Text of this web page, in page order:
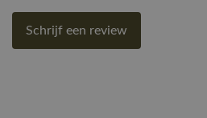
Schrijf een review